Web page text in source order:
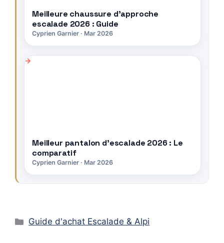
Meilleure chaussure d’approche
escalade 2026 : Guide
Cyprien Garnier · Mar 2026
Meilleur pantalon d’escalade 2026 : Le
comparatif
Cyprien Garnier · Mar 2026
Catégories
Guide d'achat Escalade & Alpi